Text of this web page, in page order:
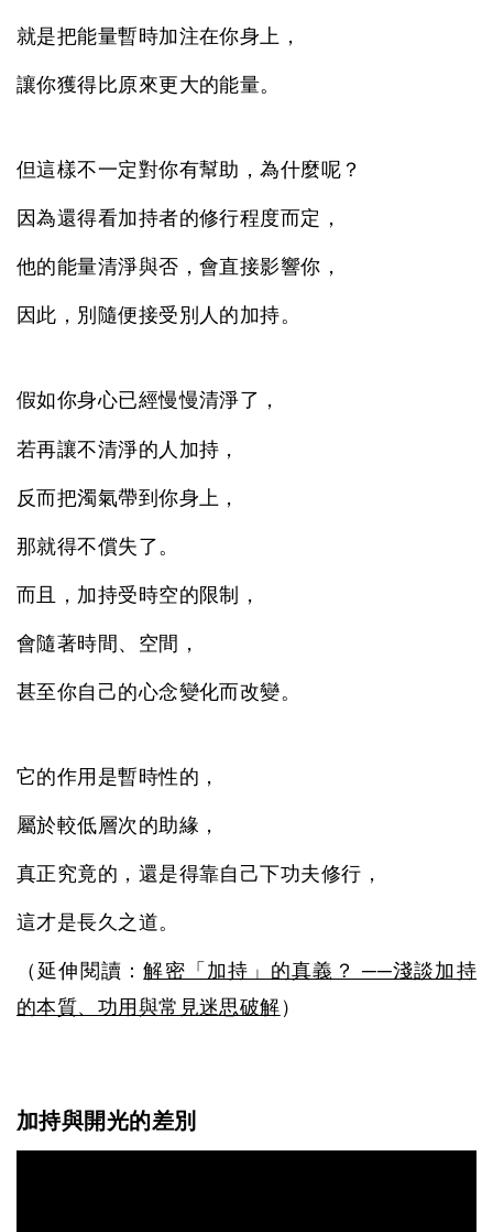
就是把能量暫時加注在你身上，
讓你獲得比原來更大的能量。
但這樣不一定對你有幫助，為什麼呢？
因為還得看加持者的修行程度而定，
他的能量清淨與否，會直接影響你，
因此，別隨便接受別人的加持。
假如你身心已經慢慢清淨了，
若再讓不清淨的人加持，
反而把濁氣帶到你身上，
那就得不償失了。
而且，加持受時空的限制，
會隨著時間、空間，
甚至你自己的心念變化而改變。
它的作用是暫時性的，
屬於較低層次的助緣，
真正究竟的，還是得靠自己下功夫修行，
這才是長久之道。
（延伸閱讀：解密「加持」的真義？ ──淺談加持
的本質、功用與常見迷思破解 ）
加持與開光的差別